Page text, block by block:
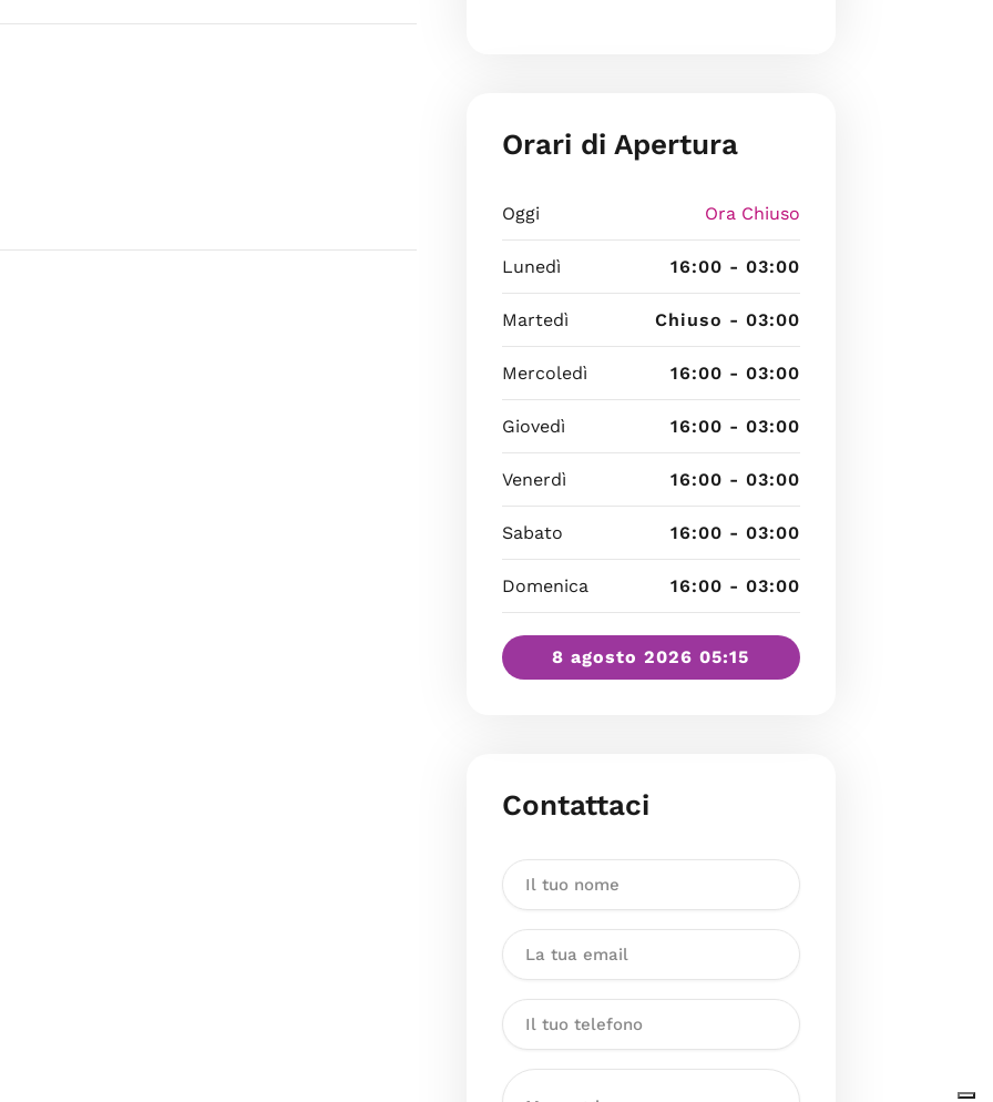
Orari di Apertura
Oggi Ora Chiuso
Lunedì 16:00 - 03:00
Martedì Chiuso - 03:00
Mercoledì 16:00 - 03:00
Giovedì 16:00 - 03:00
Venerdì 16:00 - 03:00
Sabato 16:00 - 03:00
Domenica 16:00 - 03:00
8 agosto 2026 05:15
Contattaci